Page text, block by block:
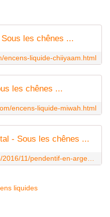
les chênes ...
encens-liquide-chiiyaam.html
les chênes ...
encens-liquide-miwah.html
- Sous les chênes ...
liquides